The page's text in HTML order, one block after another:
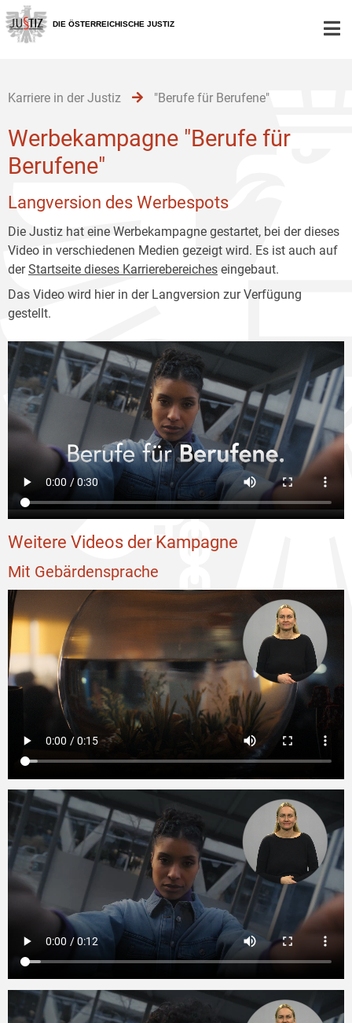
Zur
Hauptnavigation
[1]
Zum
Inhalt
[2]
Zum
Untermenü
[3]
DIE ÖSTERREICHISCHE JUSTIZ
Karriere in der Justiz "Berufe für Berufene"
Werbekampagne "Berufe für
Berufene"
Langversion des Werbespots
Die Justiz hat eine Werbekampagne gestartet, bei der dieses
Video in verschiedenen Medien gezeigt wird. Es ist auch auf
derStartseite dieses Karrierebereiches eingebaut.
Das Video wird hier in der Langversion zur Verfügung
gestellt.
Weitere Videos der Kampagne
Mit Gebärdensprache